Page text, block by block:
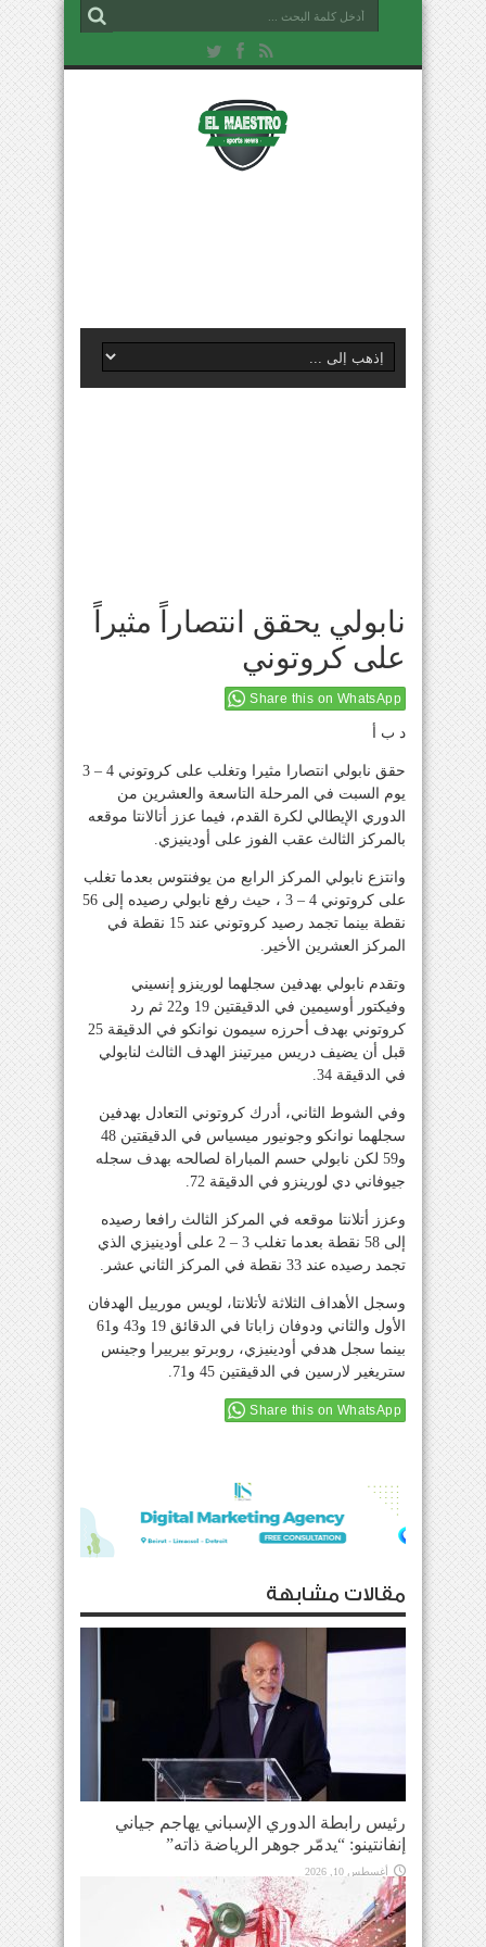
نابولي يحقق انتصاراً مثيراً
على كروتوني
Share this on WhatsApp
د ب أ
حقق نابولي انتصارا مثيرا وتغلب على كروتوني 4 – 3
يوم السبت في المرحلة التاسعة والعشرين من
الدوري الإيطالي لكرة القدم، فيما عزز أتالانتا موقعه
بالمركز الثالث عقب الفوز على أودينيزي.
وانتزع نابولي المركز الرابع من يوفنتوس بعدما تغلب
على كروتوني 4 – 3 ، حيث رفع نابولي رصيده إلى 56
نقطة بينما تجمد رصيد كروتوني عند 15 نقطة في
المركز العشرين الأخير.
وتقدم نابولي بهدفين سجلهما لورينزو إنسيني
وفيكتور أوسيمين في الدقيقتين 19 و22 ثم رد
كروتوني بهدف أحرزه سيمون نوانكو في الدقيقة 25
قبل أن يضيف دريس ميرتينز الهدف الثالث لنابولي
في الدقيقة 34.
وفي الشوط الثاني، أدرك كروتوني التعادل بهدفين
سجلهما نوانكو وجونيور ميسياس في الدقيقتين 48
و59 لكن نابولي حسم المباراة لصالحه بهدف سجله
جيوفاني دي لورينزو في الدقيقة 72.
وعزز أتلانتا موقعه في المركز الثالث رافعا رصيده
إلى 58 نقطة بعدما تغلب 3 – 2 على أودينيزي الذي
تجمد رصيده عند 33 نقطة في المركز الثاني عشر.
وسجل الأهداف الثلاثة لأتلانتا، لويس مورييل الهدفان
الأول والثاني ودوفان زاباتا في الدقائق 19 و43 و61
بينما سجل هدفي أودينيزي، روبرتو بيرييرا وجينس
ستريغير لارسين في الدقيقتين 45 و71.
Share this on WhatsApp
مقالات مشابهة
رئيس رابطة الدوري الإسباني يهاجم جياني
إنفانتينو: “يدمّر جوهر الرياضة ذاته”
أغسطس 10, 2026